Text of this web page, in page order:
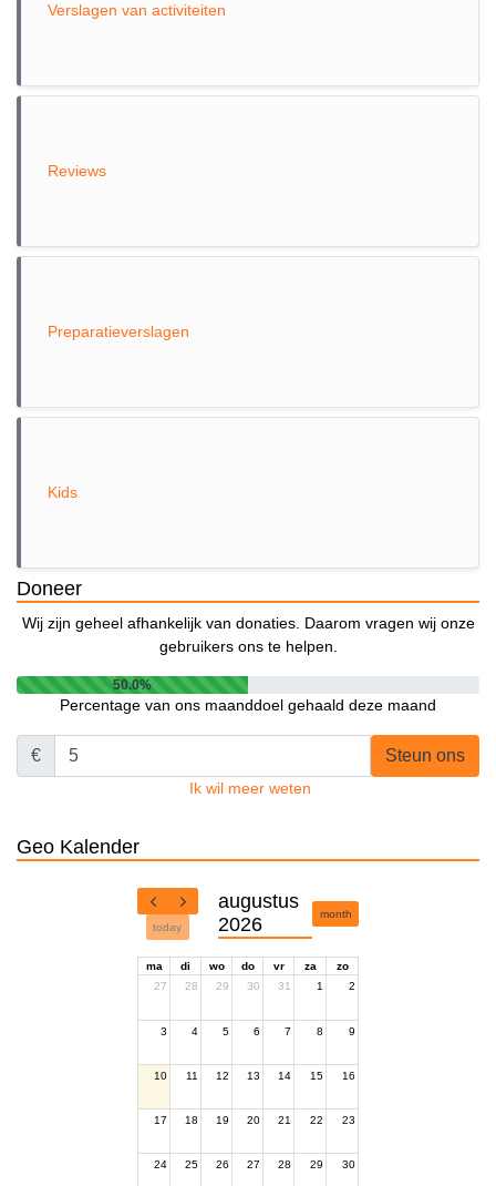
Verslagen van activiteiten
Reviews
Preparatieverslagen
Kids
Doneer
Wij zijn geheel afhankelijk van donaties. Daarom vragen wij onze
gebruikers ons te helpen.
50.0%
Percentage van ons maanddoel gehaald deze maand
€ Steun ons
Ik wil meer weten
Geo Kalender
today
augustus
2026
month
ma di wo do vr za
zo
27
28 29 30 31 1 2
3 4 5 6 7 8 9
10 11 12 13 14 15 16
17 18 19 20 21 22 23
24 25 26 27 28 29 30